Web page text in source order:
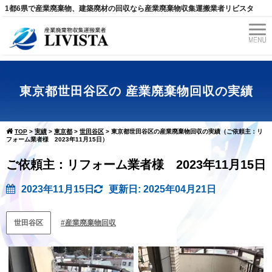
1都6県で産業廃棄物、建築廃材の回収なら産業廃棄物収集運搬業者リビスタ
東京都世田谷区の 産業廃棄物回収の実績
TOP > 実績 > 東京都 > 世田谷区 > 東京都世田谷区の産業廃棄物回収の実績（ご依頼主：リ
フォーム業者様 2023年11月15日）
ご依頼主：リフォーム業者様 2023年11月15日
2023年11月15日 更新日: 2025年04月21日
世田谷区 産業廃棄物回収